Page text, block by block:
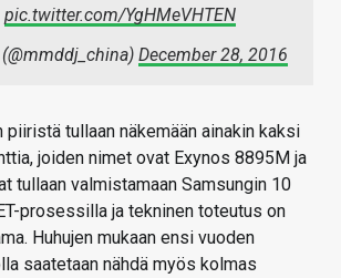
pic.twitter.com/YgHMeVHTEN
December 28, 2016
piiristä tullaan näkemään ainakin kaksi
joiden nimet ovat Exynos 8895M ja
tullaan valmistamaan Samsungin 10
prosessilla ja tekninen toteutus on
Huhujen mukaan ensi vuoden
saatetaan nähdä myös kolmas